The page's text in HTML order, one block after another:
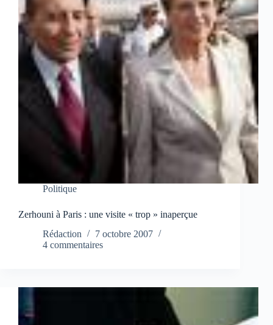
Politique
Zerhouni à Paris : une visite « trop » inaperçue
Rédaction
7 octobre 2007
4 commentaires